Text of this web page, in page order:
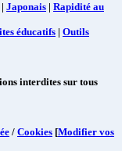
| Japonais | Rapidité au
éducatifs | Outils
interdites sur tous
/ Cookies [Modifier vos